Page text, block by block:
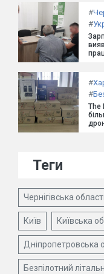
#
#
#
#
The
Теги
Чернігівська
Київ Київська
Дніпропетровська
Безпілотний